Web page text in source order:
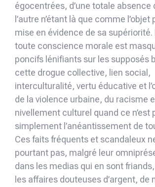
égocentrées, d’une totale absence
l’autre n’étant là que comme
mise en évidence de sa supériorité.
toute conscience morale est
poncifs lénifiants sur les supposés
cette drogue collective, lien social,
interculturalité, vertu éducative et
de la violence urbaine, du racisme
nivellement culturel quand ce n’est
simplement l’anéantissement de
Ces faits fréquents et scandaleux
pourtant pas, malgré leur
dans les medias qui en sont
les affaires douteuses d’argent, de